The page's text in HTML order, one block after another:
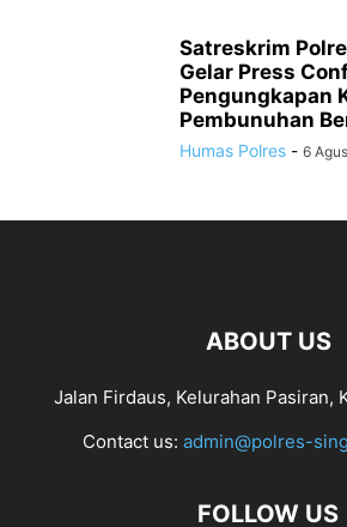
Satreskrim
Gelar Press
Pengungkapan
Pembunuhan
Humas Polres - 6
ABOUT US
Jalan Firdaus, Kelurahan Pasiran,
Contact us: admin@polres-
FOLLOW US